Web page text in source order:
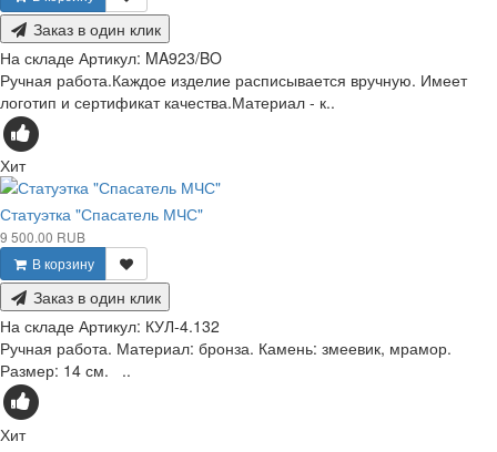
Заказ в один клик
На складе Артикул: MA923/BO
Ручная работа.Каждое изделие расписывается вручную. Имеет
логотип и сертификат качества.Материал - к..
Хит
Статуэтка "Спасатель МЧС"
9 500.00 RUB
В корзину
Заказ в один клик
На складе Артикул: КУЛ-4.132
Ручная работа. Материал: бронза. Камень: змеевик, мрамор.
Размер: 14 см. ..
Хит